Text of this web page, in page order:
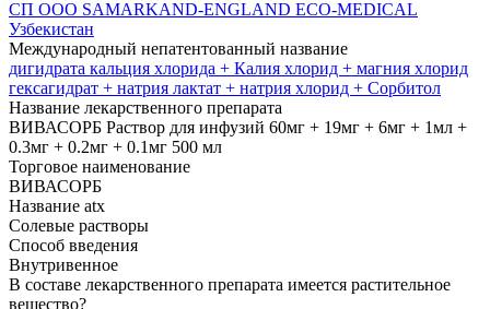
СП ООО SAMARKAND-ENGLAND ECO-MEDICAL
Узбекистан
Международный непатентованный название
дигидрата кальция хлорида + Калия хлорид + магния хлорид
гексагидрат + натрия лактат + натрия хлорид + Сорбитол
Название лекарственного препарата
ВИВАСОРБ Раствор для инфузий 60мг + 19мг + 6мг + 1мл +
0.3мг + 0.2мг + 0.1мг 500 мл
Торговое наименование
ВИВАСОРБ
Название atx
Солевые растворы
Способ введения
Внутривенное
В составе лекарственного препарата имеется растительное
вещество?